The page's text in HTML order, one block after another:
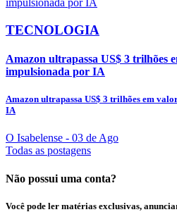
TECNOLOGIA
Amazon ultrapassa US$ 3 trilhões
impulsionada por IA
Amazon ultrapassa US$ 3 trilhões em
IA
O Isabelense - 03 de Ago
Todas as postagens
Não possui uma conta?
Você pode ler matérias exclusivas,